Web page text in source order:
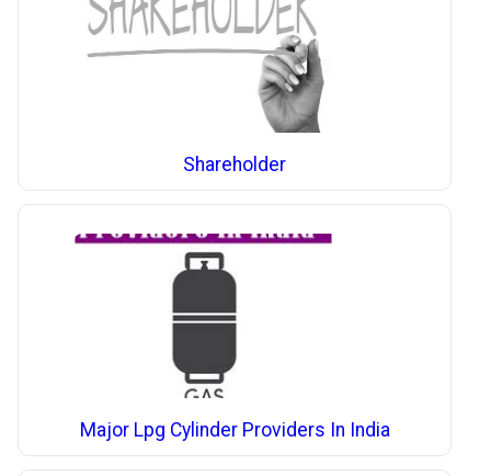
Shareholder
Major Lpg Cylinder Providers In India